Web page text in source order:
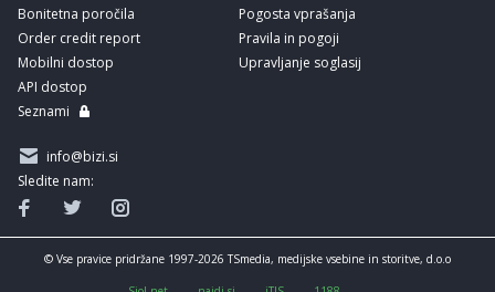
Bonitetna poročila
Order credit report
Mobilni dostop
API dostop
Seznami
Pogosta vprašanja
Pravila in pogoji
Upravljanje soglasij
info@bizi.si
Sledite nam:
© Vse pravice pridržane 1997-2026 TSmedia, medijske vsebine in storitve, d.o.o